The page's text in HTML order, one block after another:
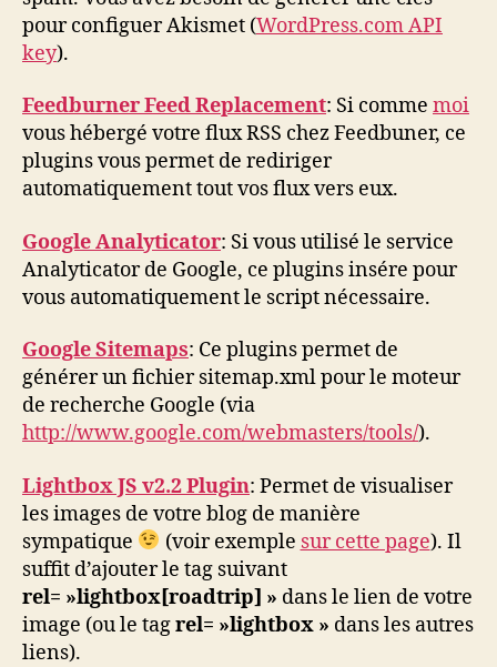
pour configuer Akismet (WordPress.com API
key).
Feedburner Feed Replacement: Si comme moi
vous hébergé votre flux RSS chez Feedbuner, ce
plugins vous permet de rediriger
automatiquement tout vos flux vers eux.
Google Analyticator: Si vous utilisé le service
Analyticator de Google, ce plugins insére pour
vous automatiquement le script nécessaire.
Google Sitemaps: Ce plugins permet de
générer un fichier sitemap.xml pour le moteur
de recherche Google (via
http://www.google.com/webmasters/tools/).
Lightbox JS v2.2 Plugin: Permet de visualiser
les images de votre blog de manière
sympatique
(voir exemple sur cette page). Il
suffit d’ajouter le tag suivant
rel= »lightbox[roadtrip] » dans le lien de votre
image (ou le tagrel= »lightbox » dans les autres
liens).